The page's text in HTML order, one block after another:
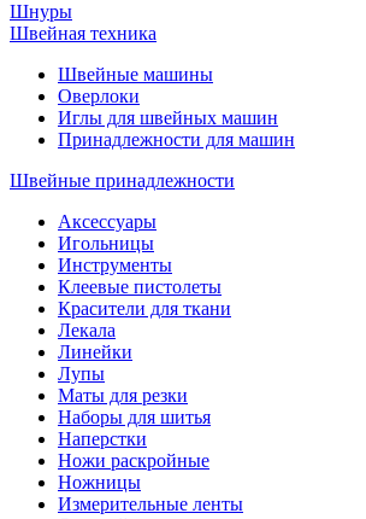
Шнуры
Швейная техника
Швейные машины
Оверлоки
Иглы для швейных машин
Принадлежности для машин
Швейные принадлежности
Аксессуары
Игольницы
Инструменты
Клеевые пистолеты
Красители для ткани
Лекала
Линейки
Лупы
Маты для резки
Наборы для шитья
Наперстки
Ножи раскройные
Ножницы
Измерительные ленты